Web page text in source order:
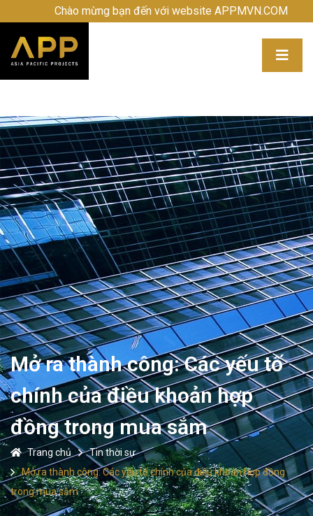
Chào mừng bạn đến với website APPMVN.COM
Mở ra thành công: Các yếu tố
chính của điều khoản hợp
đồng trong mua sắm
Trang chủ
Tin thời sự
Mở ra thành công: Các yếu tố chính của điều khoản hợp đồng
trong mua sắm